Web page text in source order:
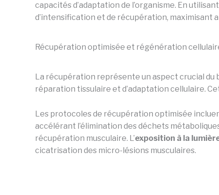
capacités d’adaptation de l’organisme. En
d’intensification et de récupération, maximisant
Récupération optimisée et régénération
La récupération représente un aspect crucial du
réparation tissulaire et d’adaptation cellulaire.
Les protocoles de récupération optimisée
accélérant l’élimination des déchets
récupération musculaire. L’exposition à la
cicatrisation des micro-lésions musculaires.